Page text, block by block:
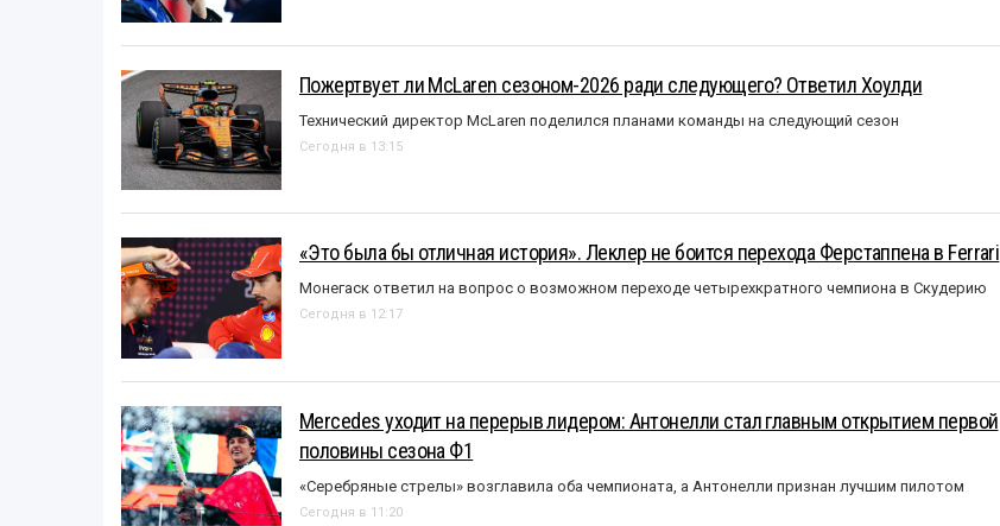
Пожертвует ли McLaren сезоном-2026 ради следующего? Ответил Хоулди
Технический директор McLaren поделился планами команды на следующий сезон
Сегодня в 13:15
«Это была бы отличная история». Леклер не боится перехода Ферстаппена в Ferrari
Монегаск ответил на вопрос о возможном переходе четырехкратного чемпиона в Скудерию
Сегодня в 12:17
Mercedes уходит на перерыв лидером: Антонелли стал главным открытием первой
половины сезона Ф1
«Серебряные стрелы» возглавила оба чемпионата, а Антонелли признан лучшим пилотом
Сегодня в 11:20